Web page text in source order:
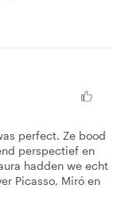
perfect. Ze bood
perspectief en
hadden we echt
Picasso, Miró en